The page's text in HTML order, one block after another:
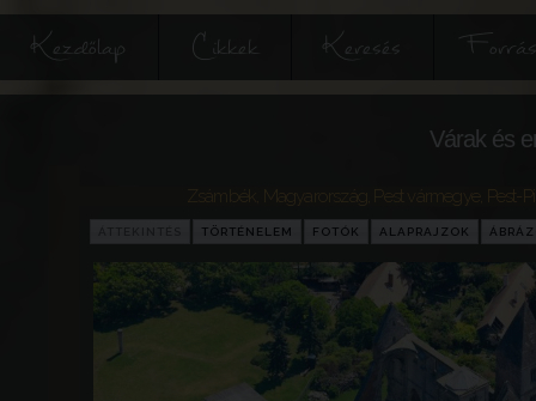
Kezdőlap Cikkek Keresés
Várak és
Zsámbék Magyarország Pest vármegye Pest-
TÖRTÉNELEM FOTÓK ALAPRAJZOK